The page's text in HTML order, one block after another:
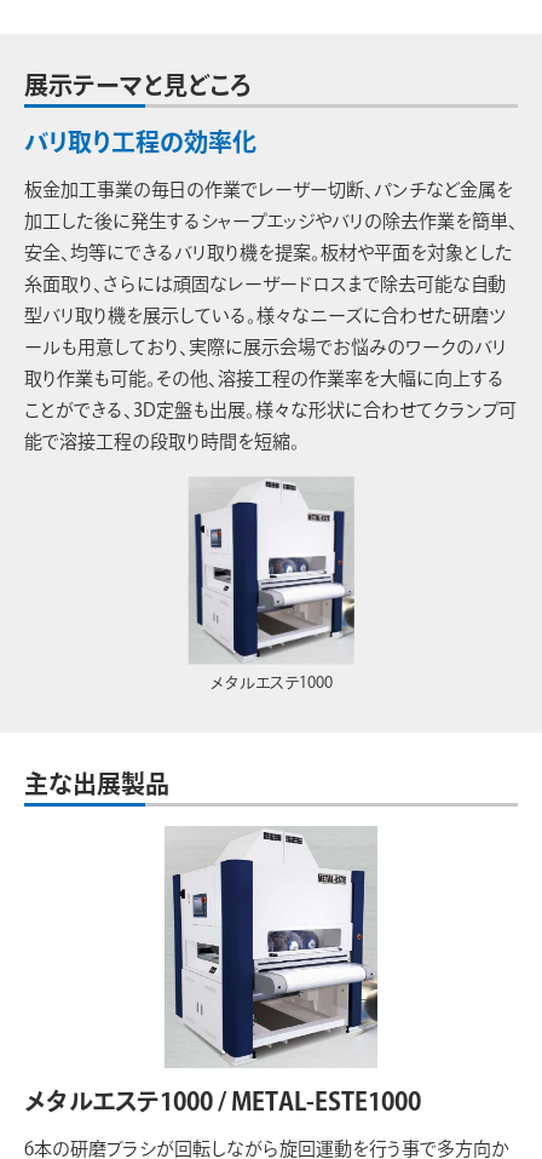
展示テーマと見どころ
バリ取り工程の効率化
板金加工事業の毎日の作業でレーザー切断、パンチなど金属を
加工した後に発生するシャープエッジやバリの除去作業を簡単、
安全、均等にできるバリ取り機を提案。板材や平面を対象とした
糸面取り、さらには頑固なレーザードロスまで除去可能な自動
型バリ取り機を展示している。様々なニーズに合わせた研磨ツ
ールも用意しており、実際に展示会場でお悩みのワークのバリ
取り作業も可能。その他、溶接工程の作業率を大幅に向上する
ことができる、3D定盤も出展。様々な形状に合わせてクランプ可
能で溶接工程の段取り時間を短縮。
メタルエステ1000
主な出展製品
メタルエステ1000 / METAL-ESTE1000
6本の研磨ブラシが回転しながら旋回運動を行う事で多方向か